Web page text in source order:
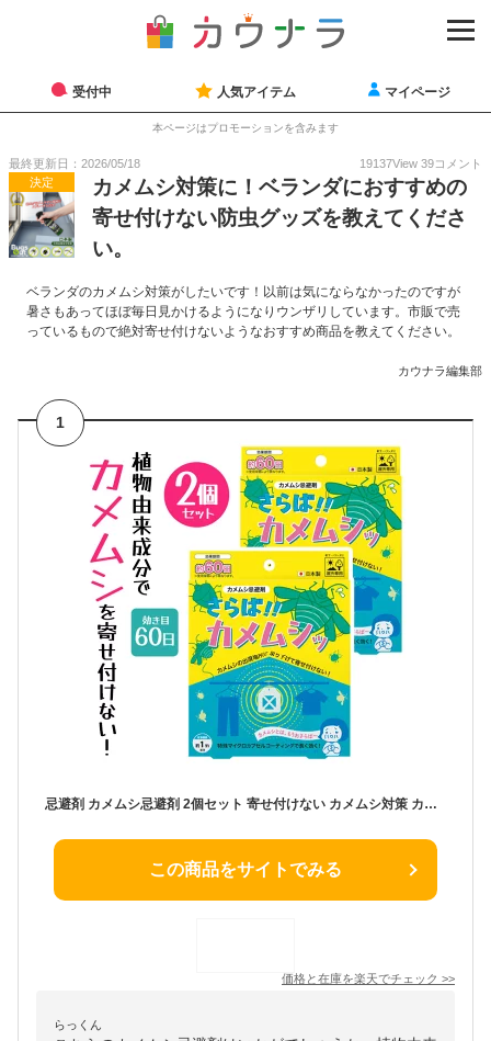
受付中 人気アイテム マイページ
本ページはプロモーションを含みます
最終更新日：2026/05/18 19137View 39コメント
決定
カメムシ対策に！ベランダにおすすめの
寄せ付けない防虫グッズを教えてくださ
い。
ベランダのカメムシ対策がしたいです！以前は気にならなかったのですが
暑さもあってほぼ毎日見かけるようになりウンザリしています。市販で売
っているもので絶対寄せ付けないようなおすすめ商品を教えてください。
カウナラ編集部
1
忌避剤 カメムシ忌避剤 2個セット 寄せ付けない カメムシ対策 カメムシ除去剤 吊り下げる 長く効く 長持ち 効き目 虫よけ ベランダ 玄関 窓 物干し竿 軒下 退治 追い払う 駆除 植物由来成分【▲】【KP】/さらばカメムシ2個セット
この商品をサイトでみる
価格と在庫を楽天でチェック >>
らっくん